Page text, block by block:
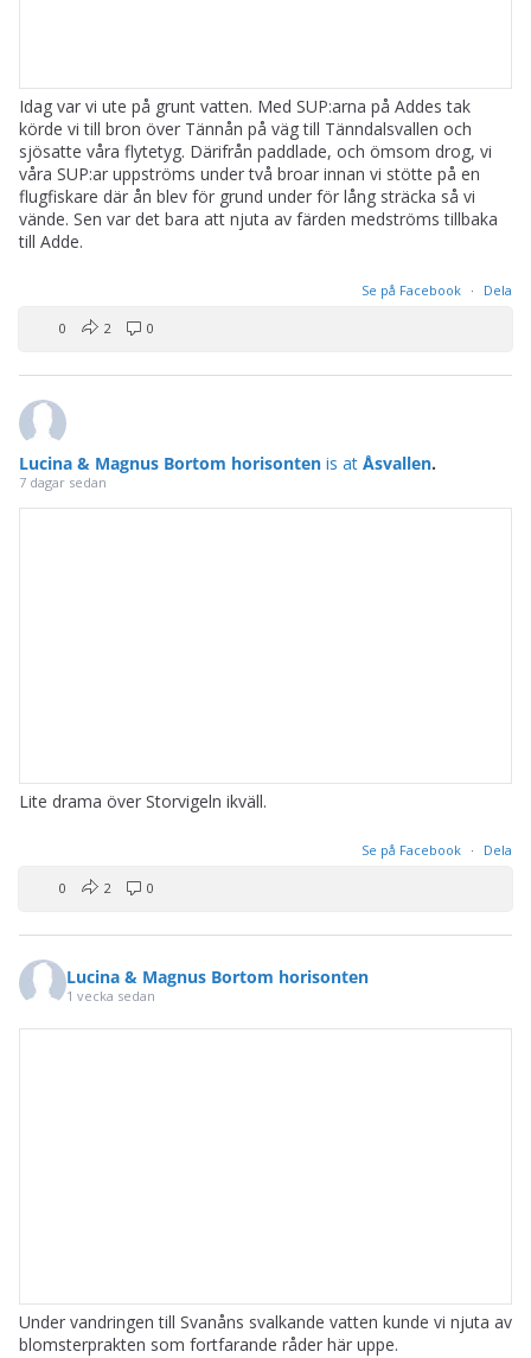
Idag var vi ute på grunt vatten. Med SUP:arna på Addes tak
körde vi till bron över Tännån på väg till Tänndalsvallen och
sjösatte våra flytetyg. Därifrån paddlade, och ömsom drog, vi
våra SUP:ar uppströms under två broar innan vi stötte på en
flugfiskare där ån blev för grund under för lång sträcka så vi
vände. Sen var det bara att njuta av färden medströms tillbaka
till Adde.
Se på Facebook · Dela
0 2 0
Lucina & Magnus Bortom horisonten is at Åsvallen.
7 dagar sedan
Lite drama över Storvigeln ikväll.
Se på Facebook · Dela
0 2 0
Lucina & Magnus Bortom horisonten
1 vecka sedan
Under vandringen till Svanåns svalkande vatten kunde vi njuta av
blomsterprakten som fortfarande råder här uppe.